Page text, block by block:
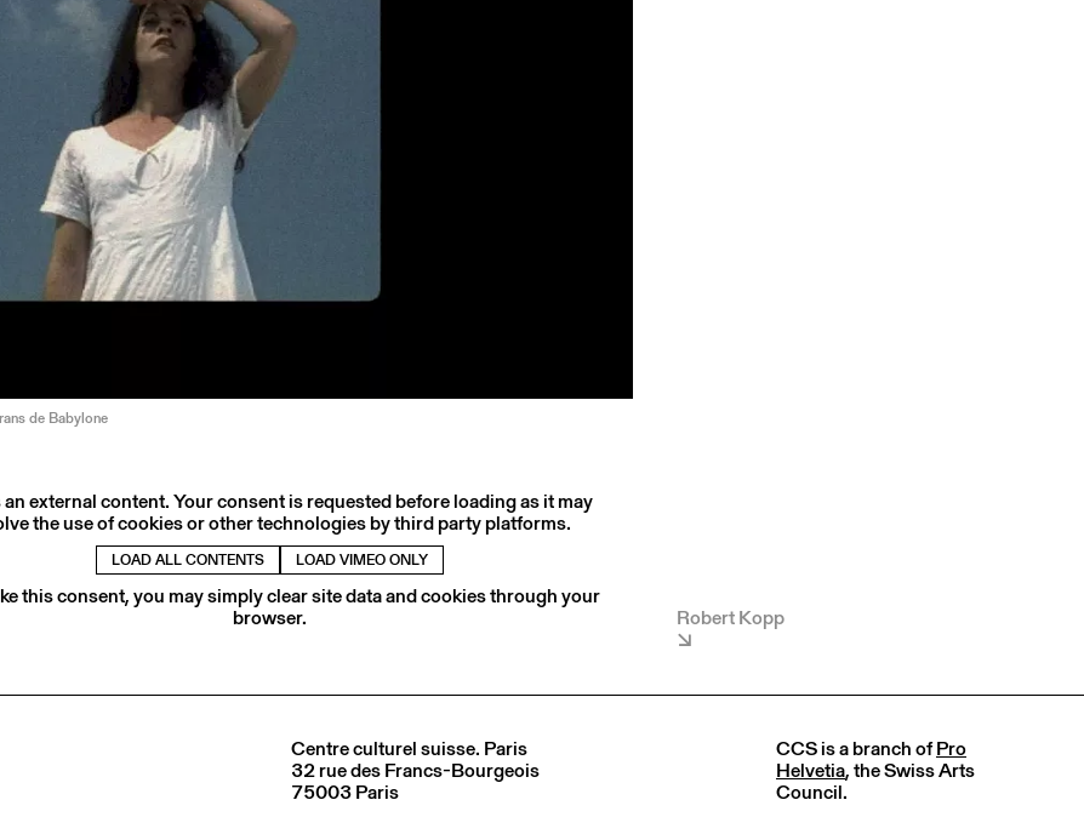
de Babylone
external content. Your consent is requested before loading as it may
the use of cookies or other technologies by third party platforms.
LOAD ALL CONTENTS LOAD VIMEO ONLY
this consent, you may simply clear site data and cookies through your
browser. Robert Kopp
Centre culturel suisse. Paris
32 rue des Francs-Bourgeois
75003 Paris
CCS is a branch ofPro
Helvetia, the Swiss Arts
Council.